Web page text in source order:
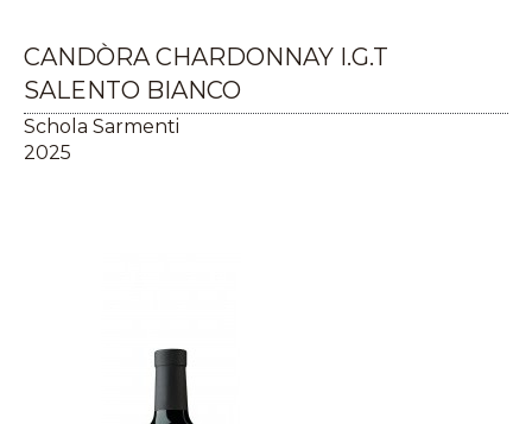
CANDÒRA CHARDONNAY I.G.T
SALENTO BIANCO
Schola Sarmenti
2025